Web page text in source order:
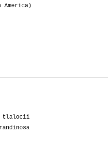
America)
tlalocii